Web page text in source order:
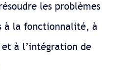
les problèmes
à la fonctionnalité, à
à l’intégration de